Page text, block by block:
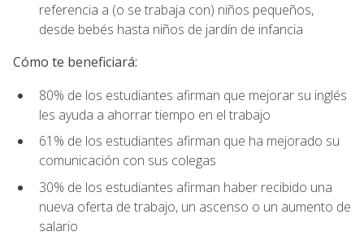
referencia a (o se trabaja con) niños pequeños,
desde bebés hasta niños de jardín de infancia
Cómo te beneficiará:
80% de los estudiantes afirman que mejorar su inglés
les ayuda a ahorrar tiempo en el trabajo
61% de los estudiantes afirman que ha mejorado su
comunicación con sus colegas
30% de los estudiantes afirman haber recibido una
nueva oferta de trabajo, un ascenso o un aumento de
salario